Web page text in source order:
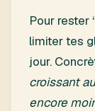
Pour rester
limiter tes
jour.
croissant
encore